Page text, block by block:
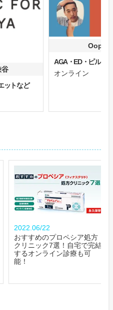
谷
ットなど
Oops
AGA・ED・ピル
オンライン
2022.06/22
おすすめのプロペシア処方
クリニック7選！自宅で完結
するオンライン診療も可
能！